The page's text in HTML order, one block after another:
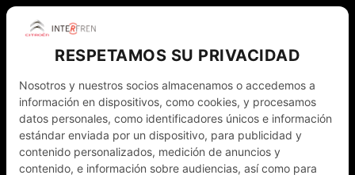
ESP
972 011 782
WHATSAPP
RESPETAMOS SU PRIVACIDAD
Nosotros y nuestros socios almacenamos o accedemos a
información en dispositivos, como cookies, y procesamos
datos personales, como identificadores únicos e información
estándar enviada por un dispositivo, para publicidad y
contenido personalizados, medición de anuncios y
contenido, e información sobre audiencias, así como para